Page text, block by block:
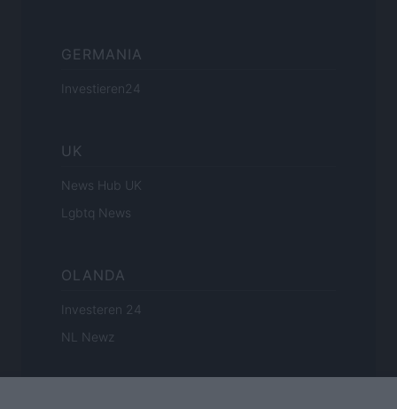
GERMANIA
Investieren24
UK
News Hub UK
Lgbtq News
OLANDA
Investeren 24
NL Newz